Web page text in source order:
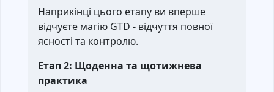
Наприкінці цього етапу ви вперше
відчуєте магію GTD - відчуття повної
ясності та контролю.
Етап 2: Щоденна та щотижнева
практика